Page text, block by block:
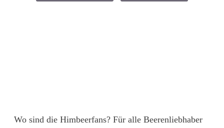
Wo sind die Himbeerfans? Für alle Beerenliebhaber